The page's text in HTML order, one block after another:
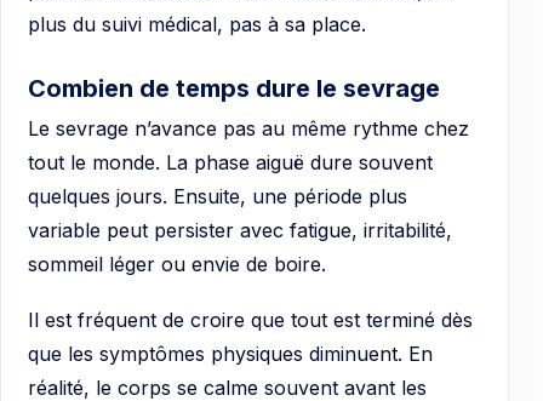
plus du suivi médical, pas à sa place.
Combien de temps dure le sevrage
Le sevrage n’avance pas au même rythme chez
tout le monde. La phase aiguë dure souvent
quelques jours. Ensuite, une période plus
variable peut persister avec fatigue, irritabilité,
sommeil léger ou envie de boire.
Il est fréquent de croire que tout est terminé dès
que les symptômes physiques diminuent. En
réalité, le corps se calme souvent avant les